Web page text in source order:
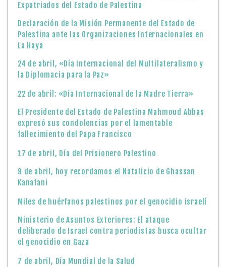
Expatriados del Estado de Palestina
Declaración de la Misión Permanente del Estado de
Palestina ante las Organizaciones Internacionales en
La Haya
24 de abril, «Día Internacional del Multilateralismo y
la Diplomacia para la Paz»
22 de abril: «Día Internacional de la Madre Tierra»
El Presidente del Estado de Palestina Mahmoud Abbas
expresó sus condolencias por el lamentable
fallecimiento del Papa Francisco
17 de abril, Día del Prisionero Palestino
9 de abril, hoy recordamos el Natalicio de Ghassan
Kanafani
Miles de huérfanos palestinos por el genocidio israelí
Ministerio de Asuntos Exteriores: El ataque
deliberado de Israel contra periodistas busca ocultar
el genocidio en Gaza
7 de abril, Día Mundial de la Salud